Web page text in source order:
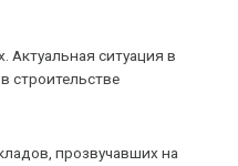
Актуальная ситуация в
строительстве
прозвучавших на